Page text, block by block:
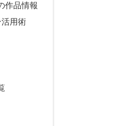
作品情報
用術